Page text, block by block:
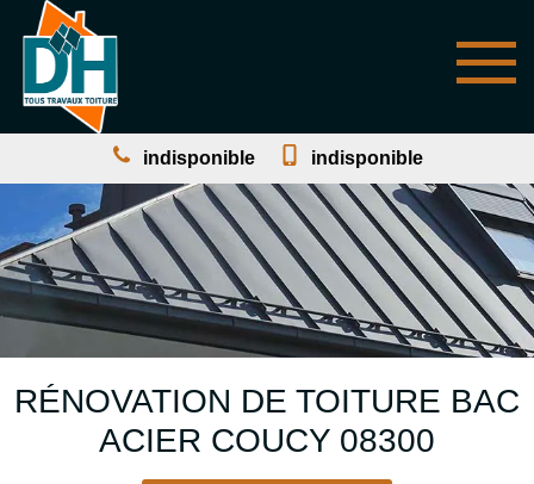
indisponible indisponible
RÉNOVATION DE TOITURE BAC
ACIER COUCY 08300